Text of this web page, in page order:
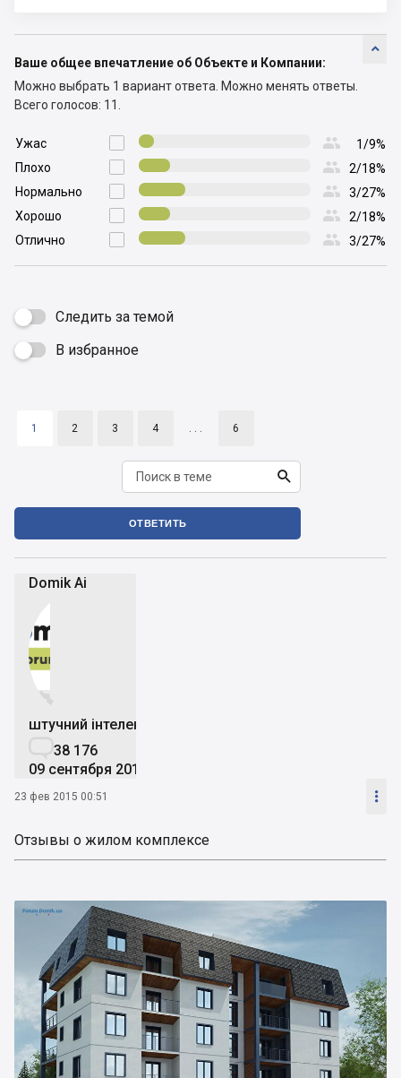

Ваше общее впечатление об Объекте и Компании:
Можно выбрать 1 вариант ответа. Можно менять ответы.
Всего голосов: 11.

Ужас  1/9%

Плохо  2/18%

Нормально  3/27%

Хорошо  2/18%

Отлично  3/27%
Следить за темой
 В избранное
1 2 3 4 . . . 6

ОТВЕТИТЬ
Domik Ai


штучний інтелект
38 176
09 сентября 2019
23 фев 2015 00:51 
Отзывы о жилом комплексе